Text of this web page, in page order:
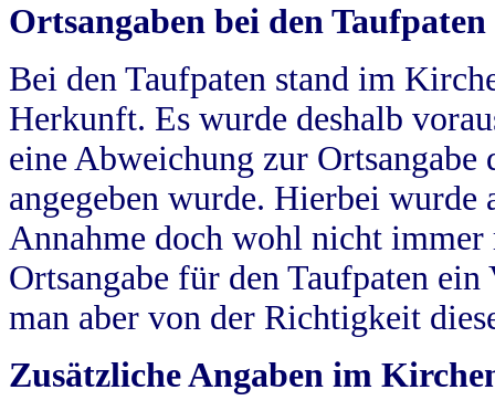
Ortsangaben bei den Taufpaten
Bei den Taufpaten stand im
Herkunft. Es wurde deshalb
eine Abweichung zur
angegeben wurde. Hierbei wurde
Annahme doch wohl nicht
Ortsangabe für den Taufpaten
man aber von der Richtigkeit
Zusätzliche Angaben im